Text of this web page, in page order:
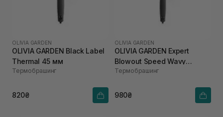
OLIVIA GARDEN
OLIVIA GARDEN Black Label
Thermal 45 мм
Термобрашинг
820₴
OLIVIA GARDEN
OLIVIA GARDEN Expert
Blowout Speed Wavy
Bristles Black Label 55 мм
Термобрашинг
980₴